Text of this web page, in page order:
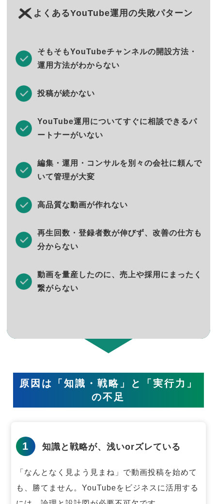
よくあるYouTube運用の失敗パターン
そもそもYouTubeチャンネルの開設方法・
運用方法がわからない
投稿が続かない
YouTube運用についてすぐに相談できるパ
ートナーがいない
編集・運用・コンサルを別々の会社に頼んで
いて管理が大変
高品質な動画が作れない
再生回数・登録者数が伸びず、改善の仕方も
分からない
動画を量産したのに、売上や採用にまったく
繋がらない
原因は「知識・戦略」と「実行力」
の不足
1 知識と戦略が、浅いorズレている
「なんとなく見よう見まね」で動画投稿を始めて
も、勝てません。 YouTubeをビジネスに活用する